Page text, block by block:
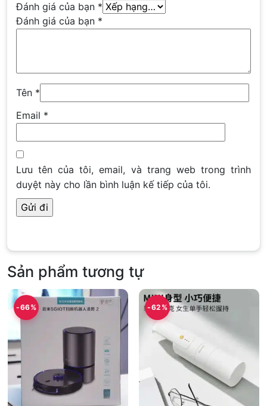
Đánh giá của bạn *
Đánh giá của bạn *
Tên *
Email *
Lưu tên của tôi, email, và trang web trong trình
duyệt này cho lần bình luận kế tiếp của tôi.
Sản phẩm tương tự
-66% -62%